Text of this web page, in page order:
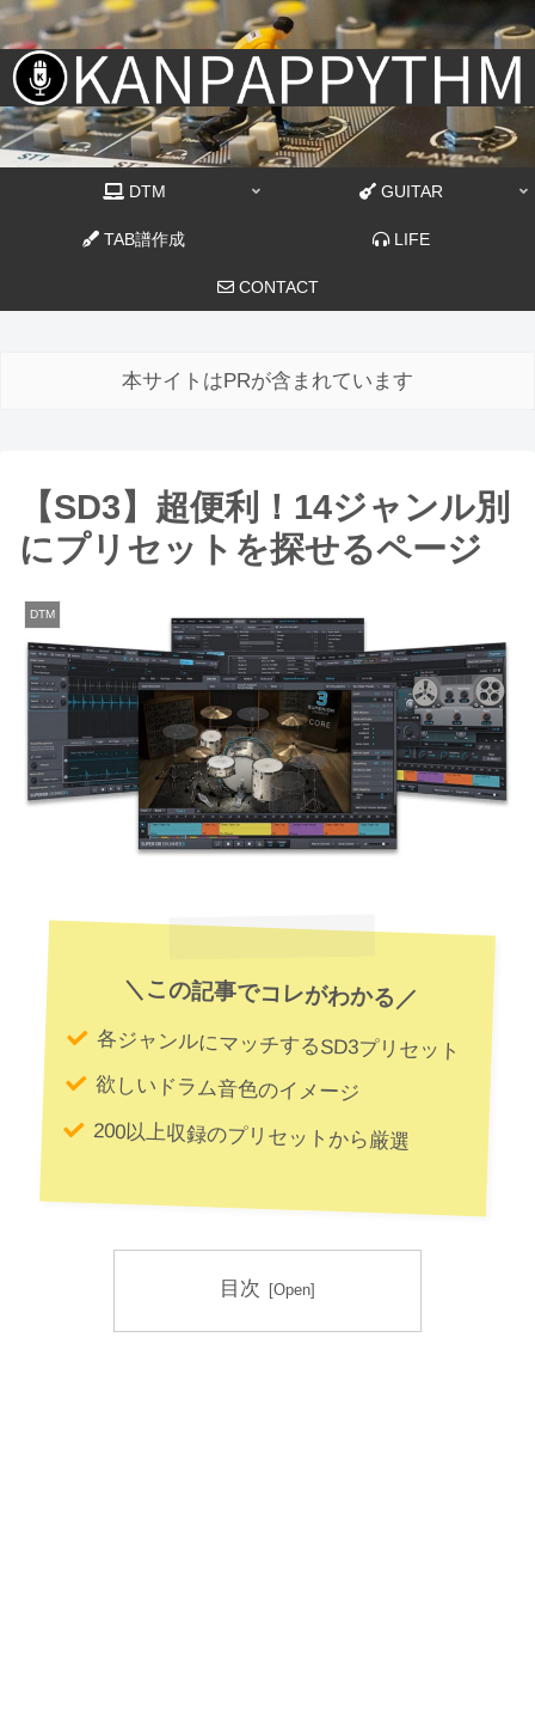
DTM GUITAR
TAB譜作成 LIFE
CONTACT
本サイトはPRが含まれています
【SD3】超便利！14ジャンル別
にプリセットを探せるページ
DTM
＼この記事でコレがわかる／
各ジャンルにマッチするSD3プリセット
欲しいドラム音色のイメージ
200以上収録のプリセットから厳選
目次